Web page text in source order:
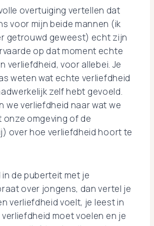
overtuiging vertellen dat
voor mijn beide mannen (ik
getrouwd geweest) echt zijn
op dat moment echte
verliefdheid, voor allebei. Je
weten wat echte verliefdheid
zelf hebt gevoeld.
we verliefdheid naar wat we
onze omgeving of de
over hoe verliefdheid hoort te
in de puberteit met je
over jongens, dan vertel je
verliefdheid voelt, je leest in
moet voelen en je